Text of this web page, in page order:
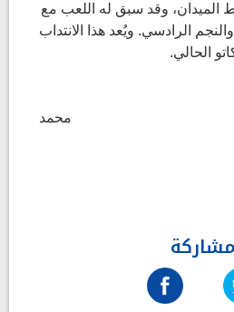
وقد سبق له اللعب مع
الرادسي. ويُعد هذا الانتداب
الحالي.
مشاركة